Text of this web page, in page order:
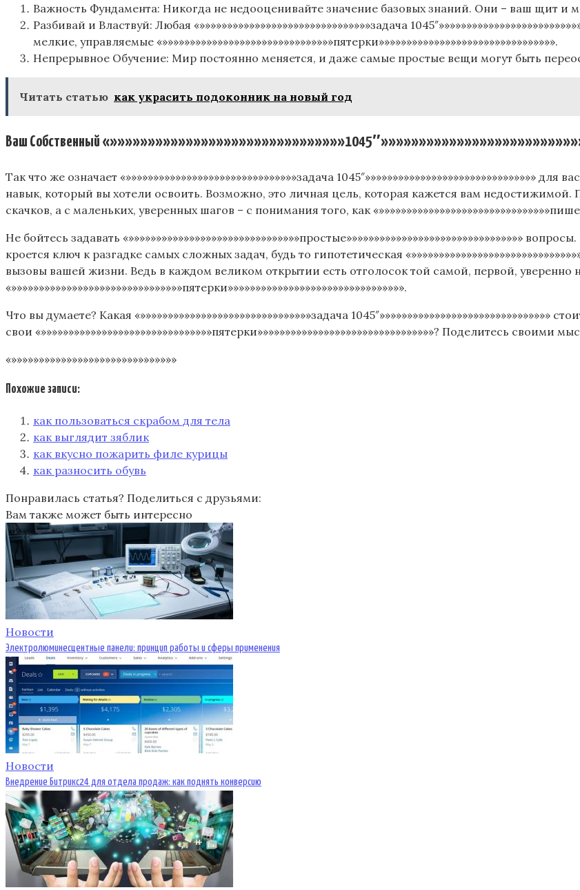
Важность Фундамента: Никогда не недооценивайте значение базовых знаний. Они – ваш щит и
Разбивай и Властвуй: Любая «»»»»»»»»»»»»»»»»»»»»»»»»»»»»»»»задача
мелкие, управляемые «»»»»»»»»»»»»»»»»»»»»»»»»»»»»»»»пятерки»»»»»»»»»»»»»»»»»»»»»»»»»»»»»»»».
Непрерывное Обучение: Мир постоянно меняется, и даже самые простые вещи могут быть
Читать статью как украсить подоконник на новый год
Ваш Собственный
Так что же означает «»»»»»»»»»»»»»»»»»»»»»»»»»»»»»»»задача 1045″»»»»»»»»»»»»»»»»»»»»»»»»»»»»»»»
навык, который вы хотели освоить. Возможно, это личная цель, которая кажется вам
скачков, а с маленьких, уверенных шагов – с понимания того, как
Не бойтесь задавать «»»»»»»»»»»»»»»»»»»»»»»»»»»»»»»»простые»»»»»»»»»»»»»»»»»»»»»»»»»»»»»»»»
кроется ключ к разгадке самых сложных задач, будь то гипотетическая
вызовы вашей жизни. Ведь в каждом великом открытии есть отголосок той самой, первой, уверенно
«»»»»»»»»»»»»»»»»»»»»»»»»»»»»»»»пятерки»»»»»»»»»»»»»»»»»»»»»»»»»»»»»»»».
Что вы думаете? Какая «»»»»»»»»»»»»»»»»»»»»»»»»»»»»»»»задача
свои «»»»»»»»»»»»»»»»»»»»»»»»»»»»»»»»пятерки»»»»»»»»»»»»»»»»»»»»»»»»»»»»»»»»? Поделитесь своими
«»»»»»»»»»»»»»»»»»»»»»»»»»»»»»»
Похожие записи:
как пользоваться скрабом для тела
как выглядит зяблик
как вкусно пожарить филе курицы
как разносить обувь
Понравилась статья? Поделиться с друзьями:
Вам также может быть интересно
Новости
Электролюминесцентные панели: принцип работы и сферы применения
Новости
Внедрение Битрикс24 для отдела продаж: как поднять конверсию